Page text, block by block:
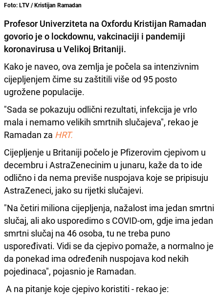
Foto: LTV / Kristijan Ramadan
Profesor Univerziteta na Oxfordu Kristijan Ramadan
govorio je o lockdownu, vakcinaciji i pandemiji
koronavirusa u Velikoj Britaniji.
Kako je naveo, ova zemlja je počela sa intenzivnim
cijepljenjem čime su zaštitili više od 95 posto
ugrožene populacije.
"Sada se pokazuju odlični rezultati, infekcija je vrlo
mala i nemamo velikih smrtnih slučajeva", rekao je
Ramadan za HRT.
Cijepljenje u Britaniji počelo je Pfizerovim cjepivom u
decembru i AstraZenecinim u junaru, kaže da to ide
odlično i da nema previše nuspojava koje se pripisuju
AstraZeneci, jako su rijetki slučajevi.
"Na četiri miliona cijepljenja, nažalost ima jedan smrtni
slučaj, ali ako usporedimo s COVID-om, gdje ima jedan
smrtni slučaj na 46 osoba, tu ne treba puno
uspoređivati. Vidi se da cjepivo pomaže, a normalno je
da ponekad ima određenih nuspojava kod nekih
pojedinaca", pojasnio je Ramadan.
A na pitanje koje cjepivo koristiti - rekao je: